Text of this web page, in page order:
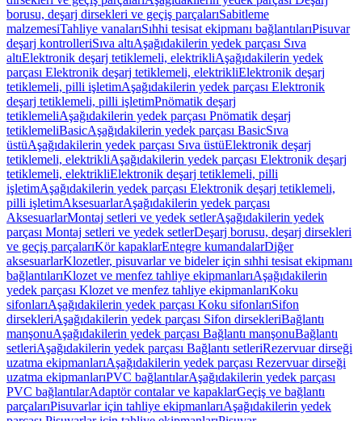
borusu, deşarj dirsekleri ve geçiş parçalarıSabitleme
malzemesiTahliye vanalarıSıhhi tesisat ekipmanı bağlantılarıPisuvar
deşarj kontrolleriSıva altıAşağıdakilerin yedek parçası Sıva
altıElektronik deşarj tetiklemeli, elektrikliAşağıdakilerin yedek
parçası Elektronik deşarj tetiklemeli, elektrikliElektronik deşarj
tetiklemeli, pilli işletimAşağıdakilerin yedek parçası Elektronik
deşarj tetiklemeli, pilli işletimPnömatik deşarj
tetiklemeliAşağıdakilerin yedek parçası Pnömatik deşarj
tetiklemeliBasicAşağıdakilerin yedek parçası BasicSıva
üstüAşağıdakilerin yedek parçası Sıva üstüElektronik deşarj
tetiklemeli, elektrikliAşağıdakilerin yedek parçası Elektronik deşarj
tetiklemeli, elektrikliElektronik deşarj tetiklemeli, pilli
işletimAşağıdakilerin yedek parçası Elektronik deşarj tetiklemeli,
pilli işletimAksesuarlarAşağıdakilerin yedek parçası
AksesuarlarMontaj setleri ve yedek setlerAşağıdakilerin yedek
parçası Montaj setleri ve yedek setlerDeşarj borusu, deşarj dirsekleri
ve geçiş parçalarıKör kapaklarEntegre kumandalarDiğer
aksesuarlarKlozetler, pisuvarlar ve bideler için sıhhi tesisat ekipmanı
bağlantılarıKlozet ve menfez tahliye ekipmanlarıAşağıdakilerin
yedek parçası Klozet ve menfez tahliye ekipmanlarıKoku
sifonlarıAşağıdakilerin yedek parçası Koku sifonlarıSifon
dirsekleriAşağıdakilerin yedek parçası Sifon dirsekleriBağlantı
manşonuAşağıdakilerin yedek parçası Bağlantı manşonuBağlantı
setleriAşağıdakilerin yedek parçası Bağlantı setleriRezervuar dirseği
uzatma ekipmanlarıAşağıdakilerin yedek parçası Rezervuar dirseği
uzatma ekipmanlarıPVC bağlantılarAşağıdakilerin yedek parçası
PVC bağlantılarAdaptör contalar ve kapaklarGeçiş ve bağlantı
parçalarıPisuvarlar için tahliye ekipmanlarıAşağıdakilerin yedek